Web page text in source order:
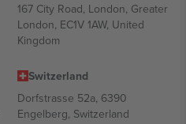
167 City Road, London, Greater
London, EC1V 1AW, United
Kingdom
Switzerland
Dorfstrasse 52a, 6390
Engelberg, Switzerland